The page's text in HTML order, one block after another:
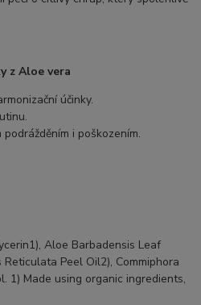
z Aloe vera
účinky.
i poškozením.
Aloe Barbadensis Leaf
Peel Oil2), Commiphora
1) Made using organic ingredients,